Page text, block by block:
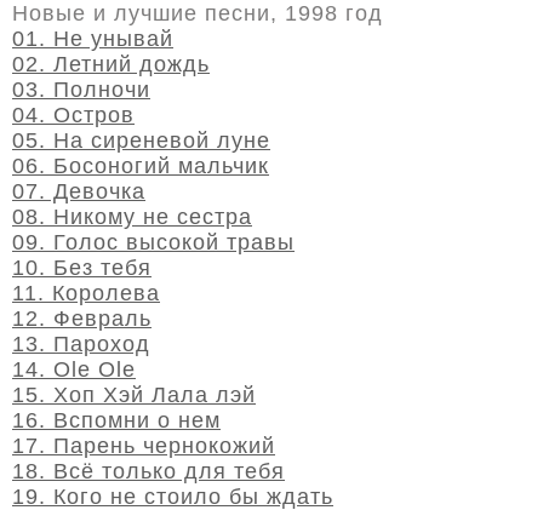
Новые и лучшие песни, 1998 год
01. Не унывай
02. Летний дождь
03. Полночи
04. Остров
05. На сиреневой луне
06. Босоногий мальчик
07. Девочка
08. Никому не сестра
09. Голос высокой травы
10. Без тебя
11. Королева
12. Февраль
13. Пароход
14. Olе Olе
15. Хоп Хэй Лала лэй
16. Вспомни о нем
17. Парень чернокожий
18. Всё только для тебя
19. Кого не стоило бы ждать